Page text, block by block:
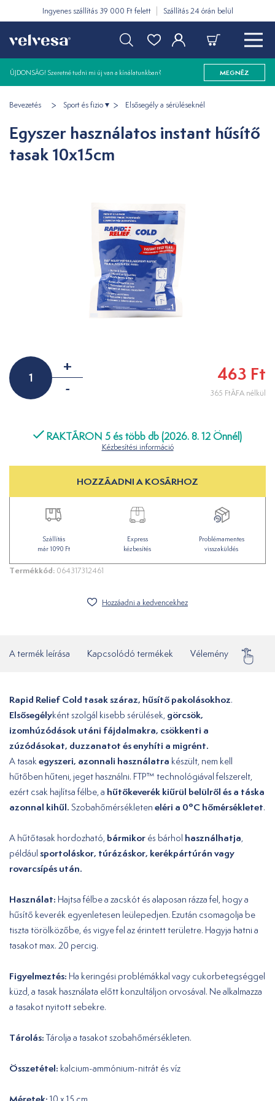
Ingyenes szállítás 39 000 Ft felett Szállítás 24 órán belül
ÚJDONSÁG! Szeretné tudni mi új van a kínálatunkban? MEGNÉZ
Bevezetés Sport és fizio Elsősegély a sérüléseknél
Egyszer használatos instant hűsítő
tasak 10x15cm
+
-
463 Ft
365 FtÁFA nélkül
RAKTÁRON 5 és több db (2026. 8. 12 Önnél)
Kézbesítési információ
HOZZÁADNI A KOSÁRHOZ
Szállítás
már 1090 Ft
Express
kézbesítés
Problémamentes
visszaküldés
Termékkód: 064317312461
Hozzáadni a kedvencekhez
A termék leírása Kapcsolódó termékek Vélemény
Rapid Relief Cold tasak száraz, hűsítő pakolásokhoz.
Elsősegélyként szolgál kisebb sérülések, görcsök,
izomhúzódások utáni fájdalmakra, csökkenti a
zúzódásokat, duzzanatot és enyhíti a migrént.
A tasak egyszeri, azonnali használatra készült, nem kell
hűtőben hűteni, jeget használni. FTP™ technológiával felszerelt,
ezért csak hajlítsa félbe, a hűtőkeverék kiűrül belülről és a táska
azonnal kihűl. Szobahőmérsékleten eléri a 0ºC hőmérsékletet.
A hűtőtasak hordozható, bármikor és bárhol használhatja
például sportoláskor, túrázáskor, kerékpártúrán vagy
rovarcsípés után.
Használat: Hajtsa félbe a zacskót és alaposan rázza fel, hogy a
hűsítő keverék egyenletesen leülepedjen. Ezután csomagolja be
tiszta törölközőbe, és vigye fel az érintett területre. Hagyja hatni a
tasakot max. 20 percig.
Figyelmeztés: Ha keringési problémákkal vagy cukorbetegséggel
küzd, a tasak használata előtt konzultáljon orvosával. Ne alkalmazza
a tasakot nyitott sebekre.
Tárolás: Tárolja a tasakot szobahőmérsékleten.
Összetétel: kalcium-ammónium-nitrát és víz
10 x 15 cm